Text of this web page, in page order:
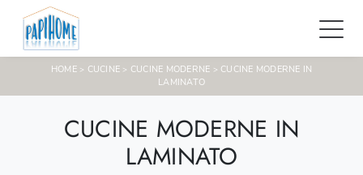
HOME> CUCINE > CUCINE MODERNE > CUCINE MODERNE IN
LAMINATO
CUCINE MODERNE IN
LAMINATO